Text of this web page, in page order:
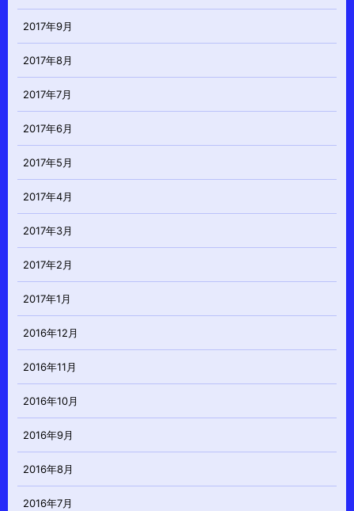
2017年9月
2017年8月
2017年7月
2017年6月
2017年5月
2017年4月
2017年3月
2017年2月
2017年1月
2016年12月
2016年11月
2016年10月
2016年9月
2016年8月
2016年7月